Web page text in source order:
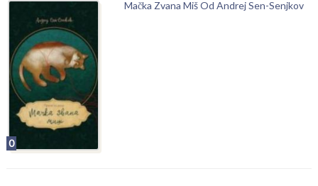
0
Mačka Zvana Miš Od Andrej Sen-Senjkov